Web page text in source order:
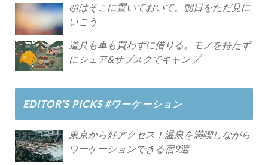
頭はそこに置いておいて。朝日をただ見に
いこう
道具も車も買わずに借りる。モノを持たず
にシェア&サブスクでキャンプ
EDITOR’S PICKS #ワーケーション
東京から好アクセス！温泉を満喫しながら
ワーケーションできる宿9選